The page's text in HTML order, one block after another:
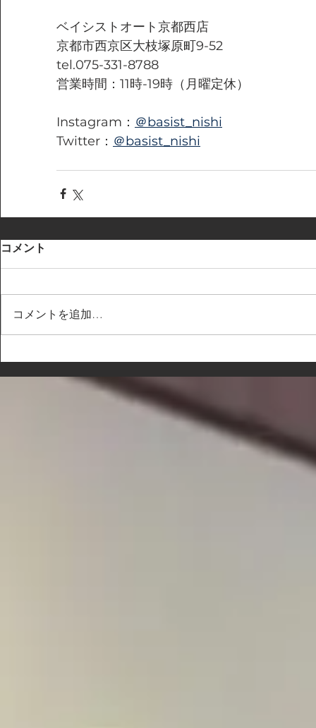
ベイシストオート京都西店
京都市西京区大枝塚原町9-52
tel.075-331-8788
営業時間：11時-19時（月曜定休）
Instagram： ＠basist_nishi
Twitter： ＠basist_nishi
コメント
コメントを追加…